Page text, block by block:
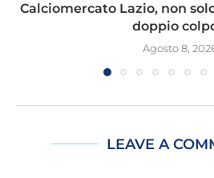
Calciomercato Lazio, non
doppio
Agosto 8,
LEAVE A